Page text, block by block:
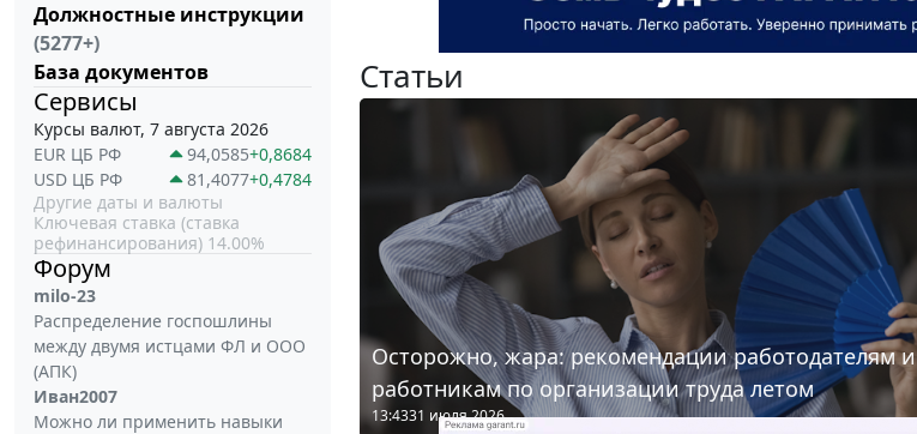
Должностные инструкции
(5277+)
База документов
Сервисы
Курсы валют, 7 августа 2026
EUR ЦБ РФ
94,0585+0,8684
USD ЦБ РФ
81,4077+0,4784
Другие даты и валюты
Ключевая ставка (ставка
рефинансирования) 14.00%
Форум
milo-23
Распределение госпошлины
между двумя истцами ФЛ и ООО
(АПК)
Иван2007
Можно ли применить навыки
Статьи
Осторожно, жара: рекомендации работодателям и
работникам по организации труда летом
13:4331 июля 2026